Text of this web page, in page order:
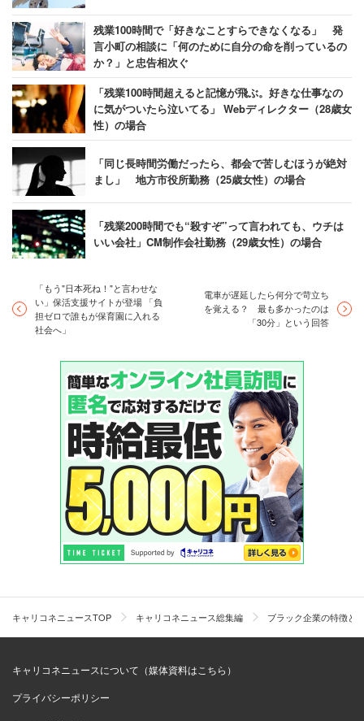
※ウェブ媒体やテレビ番組等で記事を引用する際は恐れ入
りますが「キャリコネニュース」と出典の明記をお願いし
ます。
過重労働・長時間労働・パワハラについて企
業の実態をもっと見る
＞＞「過重労働」についての企業のデータをもっと見
る
＞＞「長時間労働」についての企業のデータをもっと
見る
＞＞「パワハラ」についての
る
「年収」「残業」の実態を見る
＞＞有名企業の２０代平均年収・実態を見る
＞＞有名企業の３０代平均年収・実態を見る
＞＞人気職種別 最高年収ランキング
残業100時間で「好きなことすらできなくなる」 発
言小町の相談に「何のために自分の命を削っているの
か？」と忠告相次ぐ
「残業100時間超えると記憶が飛ぶ。好きな仕事なの
に気がついたら泣いてる」 Webディレクター（28歳女
性）の場合
「同じ長時間労働だったら、都会で苦しむほうが絶対
まし」 地方市役所勤務（25歳女性）の場合
「残業200時間でも“殺すぞ”って言われても、ウチは
いい会社」CM制作会社勤務（29歳女性）の場合
「もう"日本死ね！"と言わせな
い」保活支援サイトが登場 「負
担ゼロで誰もが保育園に入れる
社会へ」
電車が遅延したら何分で苛立ち
を覚える？ 最も多かったのは
「30分」という回答
キャリコネニュースTOP キャリコネニュース総集編 ブラック企業の特徴と
キャリコネニュースについて（媒体資料はこちら）
プライバシーポリシー